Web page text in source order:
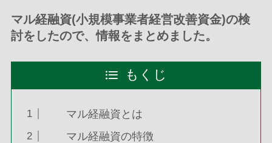
マル経融資(小規模事業者経営改善資金)の検
討をしたので、情報をまとめました。
もくじ
マル経融資とは
マル経融資の特徴